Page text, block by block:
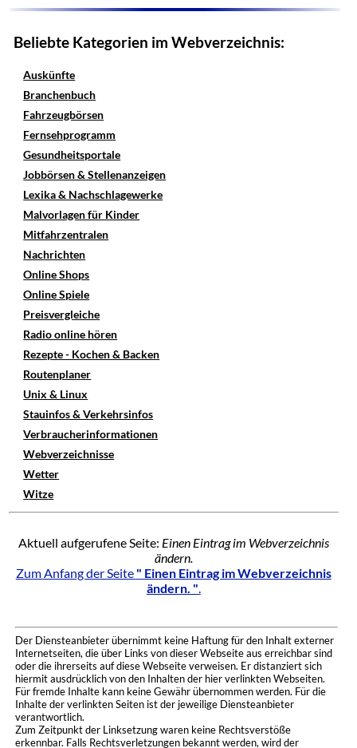
Beliebte Kategorien im Webverzeichnis:
Auskünfte
Branchenbuch
Fahrzeugbörsen
Fernsehprogramm
Gesundheitsportale
Jobbörsen & Stellenanzeigen
Lexika & Nachschlagewerke
Malvorlagen für Kinder
Mitfahrzentralen
Nachrichten
Online Shops
Online Spiele
Preisvergleiche
Radio online hören
Rezepte - Kochen & Backen
Routenplaner
Unix & Linux
Stauinfos & Verkehrsinfos
Verbraucherinformationen
Webverzeichnisse
Wetter
Witze
Aktuell aufgerufene Seite: Einen Eintrag im Webverzeichnis
ändern.
Zum Anfang der Seite " Einen Eintrag im Webverzeichnis
ändern. ".
Der Diensteanbieter übernimmt keine Haftung für den Inhalt externer
Internetseiten, die über Links von dieser Webseite aus erreichbar sind
oder die ihrerseits auf diese Webseite verweisen. Er distanziert sich
hiermit ausdrücklich von den Inhalten der hier verlinkten Webseiten.
Für fremde Inhalte kann keine Gewähr übernommen werden. Für die
Inhalte der verlinkten Seiten ist der jeweilige Diensteanbieter
verantwortlich.
Zum Zeitpunkt der Linksetzung waren keine Rechtsverstöße
erkennbar. Falls Rechtsverletzungen bekannt werden, wird der